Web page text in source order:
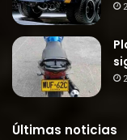
Últimas noticias